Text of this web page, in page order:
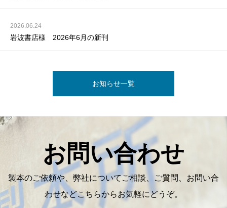
2026.06.24
岩波書店様 2026年6月の新刊
お知らせ一覧
お問い合わせ
製本のご依頼や、弊社についてご相談、ご質問、お問い合
わせなどこちらからお気軽にどうぞ。